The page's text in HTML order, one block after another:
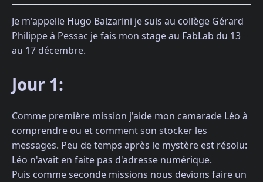
Je m'appelle Hugo Balzarini je suis au collège Gérard
Philippe à Pessac je fais mon stage au FabLab du 13
au 17 décembre.
Jour 1:
Comme première mission j'aide mon camarade Léo à
comprendre ou et comment son stocker les
messages. Peu de temps après le mystère est résolu:
Léo n'avait en faite pas d'adresse numérique.
Puis comme seconde missions nous devions faire un